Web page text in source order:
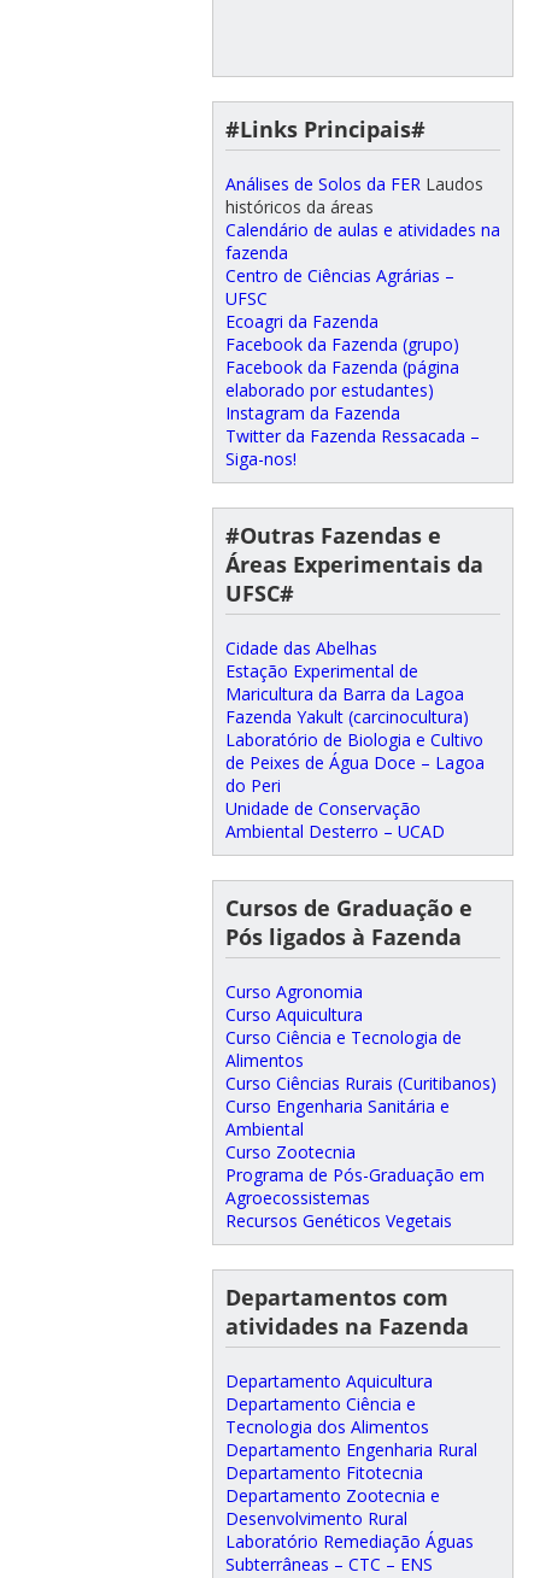
#Links Principais#
Análises de Solos da FER Laudos
históricos da áreas
Calendário de aulas e atividades na
fazenda
Centro de Ciências Agrárias –
UFSC
Ecoagri da Fazenda
Facebook da Fazenda (grupo)
Facebook da Fazenda (página
elaborado por estudantes)
Instagram da Fazenda
Twitter da Fazenda Ressacada –
Siga-nos!
#Outras Fazendas e
Áreas Experimentais da
UFSC#
Cidade das Abelhas
Estação Experimental de
Maricultura da Barra da Lagoa
Fazenda Yakult (carcinocultura)
Laboratório de Biologia e Cultivo
de Peixes de Água Doce – Lagoa
do Peri
Unidade de Conservação
Ambiental Desterro – UCAD
Cursos de Graduação e
Pós ligados à Fazenda
Curso Agronomia
Curso Aquicultura
Curso Ciência e Tecnologia de
Alimentos
Curso Ciências Rurais (Curitibanos)
Curso Engenharia Sanitária e
Ambiental
Curso Zootecnia
Programa de Pós-Graduação em
Agroecossistemas
Recursos Genéticos Vegetais
Departamentos com
atividades na Fazenda
Departamento Aquicultura
Departamento Ciência e
Tecnologia dos Alimentos
Departamento Engenharia Rural
Departamento Fitotecnia
Departamento Zootecnia e
Desenvolvimento Rural
Laboratório Remediação Águas
Subterrâneas – CTC – ENS